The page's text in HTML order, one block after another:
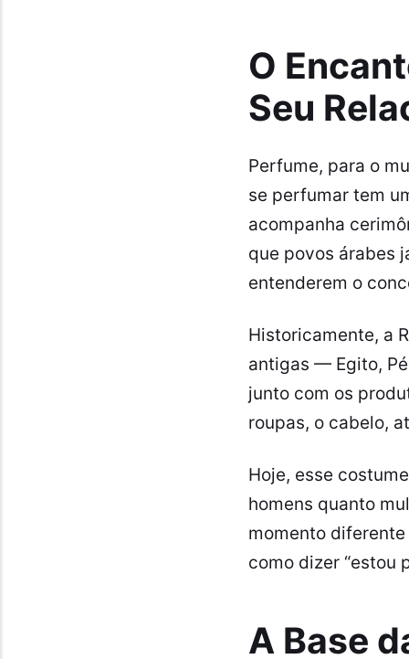
O
Seu
Perfume, para o
se perfumar tem
acompanha
que povos árabes
entenderem o
Historicamente, a
antigas — Egito,
junto com os
roupas, o cabelo,
Hoje, esse
homens quanto
momento
como dizer “estou
A Base